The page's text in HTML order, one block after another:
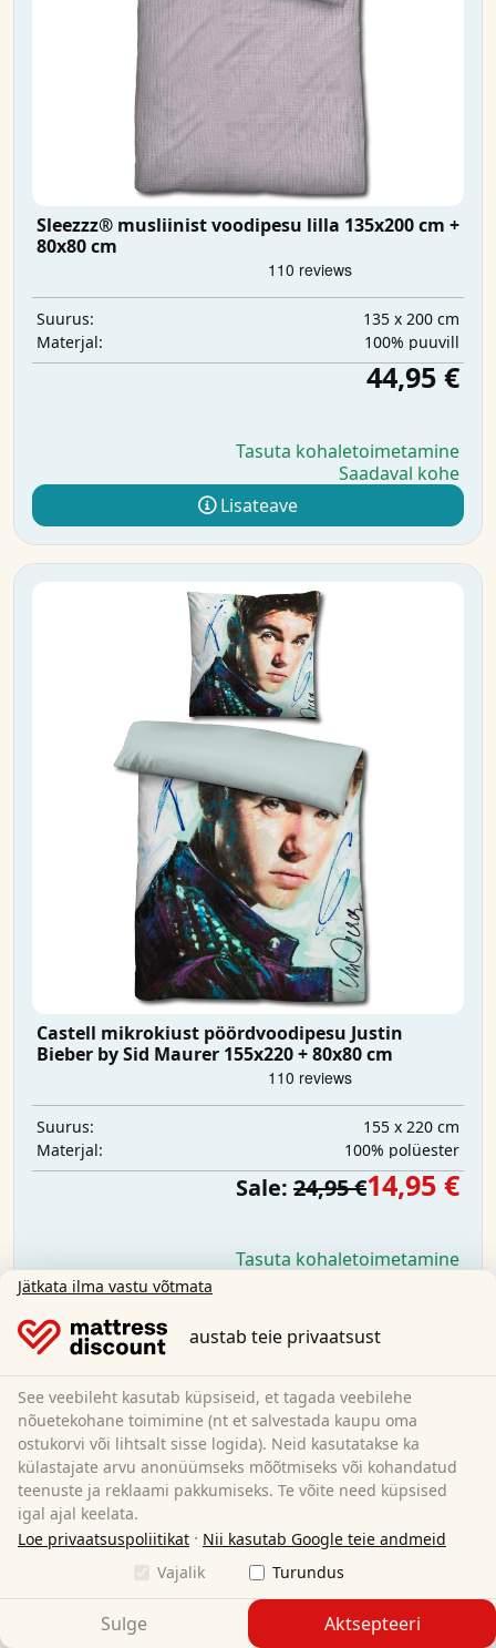
Sleezzz® musliinist voodipesu lilla 135x200 cm +
80x80 cm
Suurus:
135 x 200 cm
Materjal:
100% puuvill
44,95 €
Tasuta kohaletoimetamine
Saadaval kohe
Lisateave
Castell mikrokiust pöördvoodipesu Justin
Bieber by Sid Maurer 155x220 + 80x80 cm
Suurus:
155 x 220 cm
Materjal:
100% polüester
Sale: 24,95 €14,95 €
Tasuta kohaletoimetamine
Jätkata ilma vastu võtmata
austab teie privaatsust
See veebileht kasutab küpsiseid, et tagada veebilehe
nõuetekohane toimimine (nt et salvestada kaupu oma
ostukorvi või lihtsalt sisse logida). Neid kasutatakse ka
külastajate arvu anonüümseks mõõtmiseks või kohandatud
teenuste ja reklaami pakkumiseks. Te võite need küpsised
igal ajal keelata.
Loe privaatsuspoliitikat · Nii kasutab Google teie andmeid
Vajalik
Turundus
Sulge Aktsepteeri